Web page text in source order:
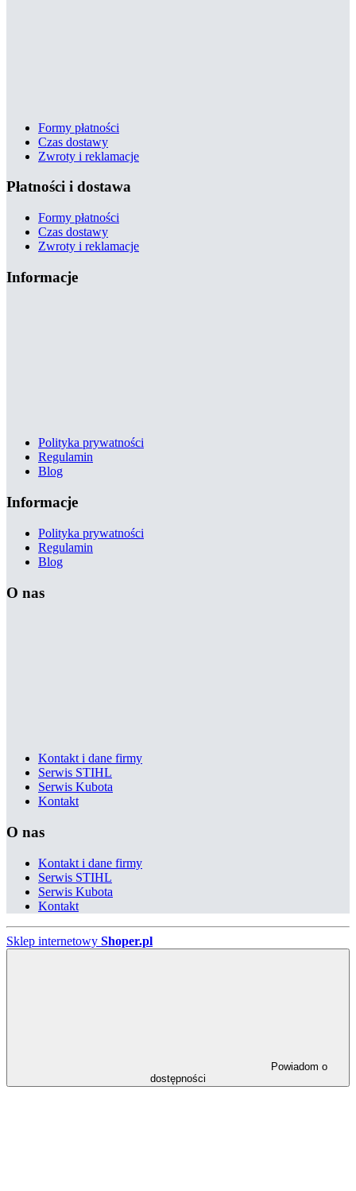
Formy płatności
Czas dostawy
Zwroty i reklamacje
Płatności i dostawa
Formy płatności
Czas dostawy
Zwroty i reklamacje
Informacje
Polityka prywatności
Regulamin
Blog
Informacje
Polityka prywatności
Regulamin
Blog
O nas
Kontakt i dane firmy
Serwis STIHL
Serwis Kubota
Kontakt
O nas
Kontakt i dane firmy
Serwis STIHL
Serwis Kubota
Kontakt
Sklep internetowy Shoper.pl
dostępności